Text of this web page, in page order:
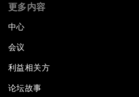
更多内容
中心
会议
利益相关方
论坛故事